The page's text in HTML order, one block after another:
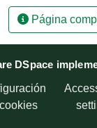
Página
DSpace